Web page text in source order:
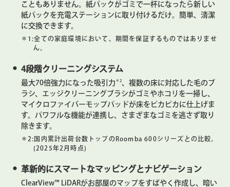
こともありません。紙パックがゴミで一杯になったら新しい
紙パックを充電ステーションに取り付けるだけ。簡単、清潔
に交換できます。
＊1:全ての家庭環境において、期間を保証するものではありませ
ん。
4段階クリーニングシステム
最大70倍強力になった吸引力 ＊2、複数の床に対応した毛のブ
ラシ、エッジクリーニングブラシがゴミやホコリを一掃し、
マイクロファイバーモップパッドが床をピカピカに仕上げま
す。パワフルな機能が連携し、さまざまなゴミを逃さず取り
除きます。
＊2: 国内累計出荷台数トップのRoomba 600シリーズとの比較。
(2025年2月時点)
革新的にスマートなマッピングとナビゲーション
ClearView™ LiDARがお部屋のマップをすばやく作成し、暗い